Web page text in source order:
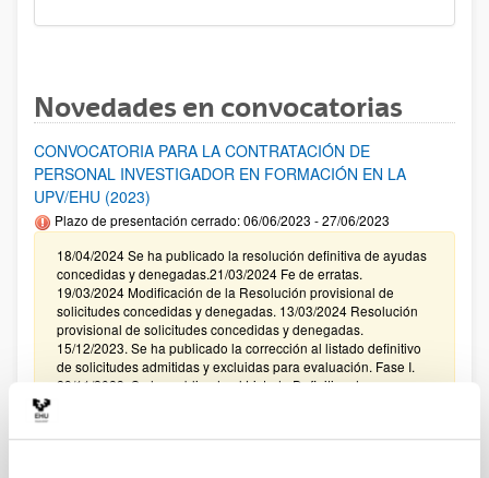
Novedades en convocatorias
CONVOCATORIA PARA LA CONTRATACIÓN DE
PERSONAL INVESTIGADOR EN FORMACIÓN EN LA
UPV/EHU (2023)
Plazo de presentación cerrado: 06/06/2023 - 27/06/2023
18/04/2024 Se ha publicado la resolución definitiva de ayudas
concedidas y denegadas.21/03/2024 Fe de erratas.
19/03/2024 Modificación de la Resolución provisional de
solicitudes concedidas y denegadas. 13/03/2024 Resolución
provisional de solicitudes concedidas y denegadas.
15/12/2023. Se ha publicado la corrección al listado definitivo
de solicitudes admitidas y excluidas para evaluación. Fase I.
29/11/2023. Se ha publicado el Listado Definitivo de